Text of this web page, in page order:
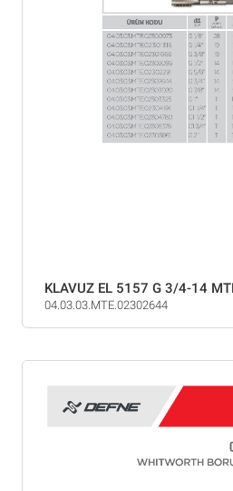
KLAVUZ EL 5157 G 3/4-14
04.03.03.MTE.02302644